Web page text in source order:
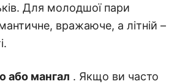
Для молодшої пари
вражаюче, а літній –
або мангал . Якщо ви часто